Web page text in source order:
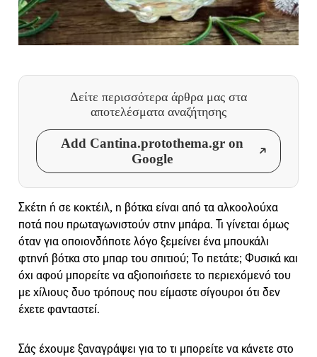
Δείτε περισσότερα άρθρα μας στα
αποτελέσματα αναζήτησης
Add Cantina.protothema.gr on
Google
Σκέτη ή σε κοκτέιλ, η βότκα είναι από τα αλκοολούχα
ποτά που πρωταγωνιστούν στην μπάρα. Τι γίνεται όμως
όταν για οποιονδήποτε λόγο ξεμείνει ένα μπουκάλι
φτηνή βότκα στο μπαρ του σπιτιού; Το πετάτε; Φυσικά και
όχι αφού μπορείτε να αξιοποιήσετε το περιεχόμενό του
με χίλιους δυο τρόπους που είμαστε σίγουροι ότι δεν
έχετε φανταστεί.
Σάς έχουμε ξαναγράψει για το τι μπορείτε να κάνετε στο